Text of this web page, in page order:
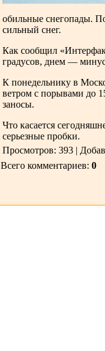
обильные снегопады.
сильный снег.
Как сообщил
градусов, днем —
К понедельнику в
ветром с порывами до
заносы.
Что касается
серьезные пробки.
Просмотров: 393 |
Всего комментариев: 0